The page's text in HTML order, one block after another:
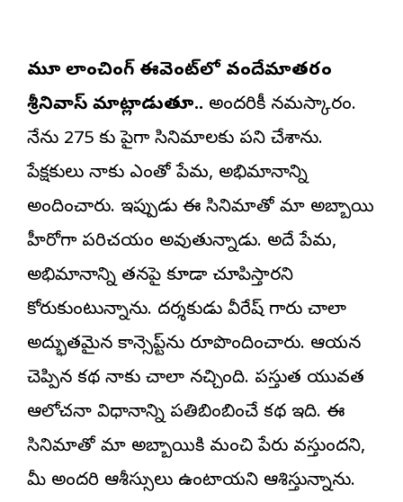
మూవీ లాంచింగ్ ఈవెంట్‌లో వందేమాతరం
శ్రీనివాస్ మాట్లాడుతూ.. అందరికీ నమస్కారం.
నేను 275 కు పైగా సినిమాలకు పని చేశాను.
ప్రేక్షకులు నాకు ఎంతో ప్రేమ, అభిమానాన్ని
అందించారు. ఇప్పుడు ఈ సినిమాతో మా అబ్బాయి
హీరోగా పరిచయం అవుతున్నాడు. అదే ప్రేమ,
అభిమానాన్ని తనపై కూడా చూపిస్తారని
కోరుకుంటున్నాను. దర్శకుడు వీరేష్ గారు చాలా
అద్భుతమైన కాన్సెప్ట్‌ను రూపొందించారు. ఆయన
చెప్పిన కథ నాకు చాలా నచ్చింది. ప్రస్తుత యువత
ఆలోచనా విధానాన్ని ప్రతిబింబించే కథ ఇది. ఈ
సినిమాతో మా అబ్బాయికి మంచి పేరు వస్తుందని,
మీ అందరి ఆశీస్సులు ఉంటాయని ఆశిస్తున్నాను.